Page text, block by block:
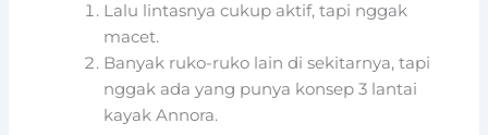
Lalu lintasnya cukup aktif, tapi nggak
macet.
Banyak ruko-ruko lain di sekitarnya, tapi
nggak ada yang punya konsep 3 lantai
kayak Annora.